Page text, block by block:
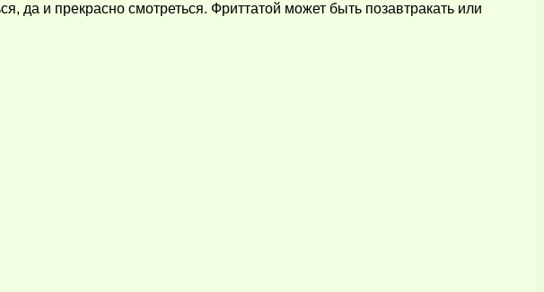
да и прекрасно смотреться. Фриттатой может быть позавтракать или